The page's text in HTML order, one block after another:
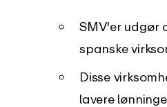
SMV'er udgør
spanske
Disse
lavere